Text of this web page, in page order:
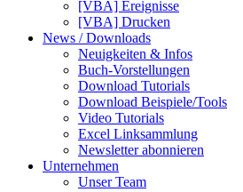
[VBA] Ereignisse
[VBA] Drucken
News / Downloads
Neuigkeiten & Infos
Buch-Vorstellungen
Download Tutorials
Download Beispiele/Tools
Video Tutorials
Excel Linksammlung
Newsletter abonnieren
Unternehmen
Unser Team